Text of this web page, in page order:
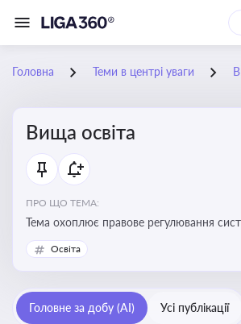
Головна Теми в центрі уваги
Вища освіта
ПРО ЩО ТЕМА:
Тема охоплює правове регулювання
освіти, освітніх рівнів та кваліфікацій в
Освіта
Головне за добу (AI) Усі публікації